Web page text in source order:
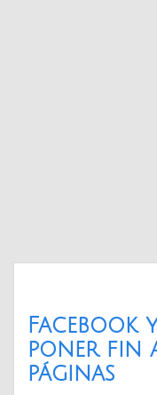
Facebook
poner fin
páginas